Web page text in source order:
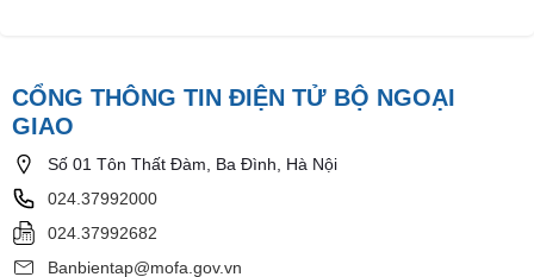
CỔNG THÔNG TIN ĐIỆN TỬ BỘ NGOẠI
GIAO
Số 01 Tôn Thất Đàm, Ba Đình, Hà Nội
024.37992000
024.37992682
Banbientap@mofa.gov.vn